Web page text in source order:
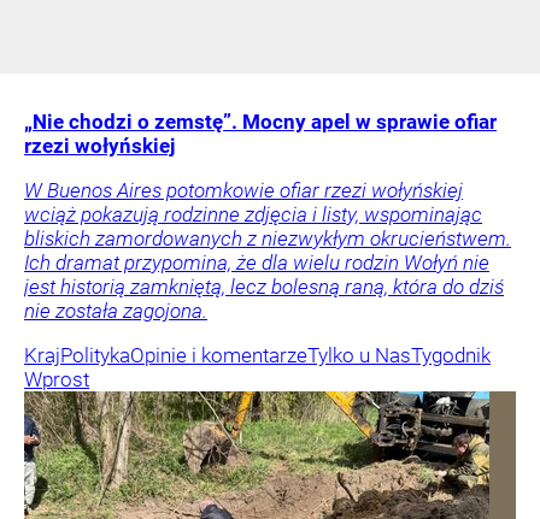
„Nie chodzi o zemstę”. Mocny apel w sprawie ofiar
rzezi wołyńskiej
W Buenos Aires potomkowie ofiar rzezi wołyńskiej
wciąż pokazują rodzinne zdjęcia i listy, wspominając
bliskich zamordowanych z niezwykłym okrucieństwem.
Ich dramat przypomina, że dla wielu rodzin Wołyń nie
jest historią zamkniętą, lecz bolesną raną, która do dziś
nie została zagojona.
KrajPolitykaOpinie i komentarzeTylko u NasTygodnik
Wprost